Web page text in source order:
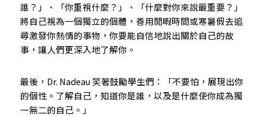
誰？」、「你重視什麼？」、「什麼對你來說最重要？」
將自己視為一個獨立的個體，善用閒暇時間或寒暑假去追
尋激發你熱情的事物，你要能自信地說出關於自己的故
事，讓人們更深入地了解你。
最後，Dr. Nadeau 笑著鼓勵學生們：「不要怕，展現出你
的個性。了解自己，知道你是誰，以及是什麼使你成為獨
一無二的自己。」